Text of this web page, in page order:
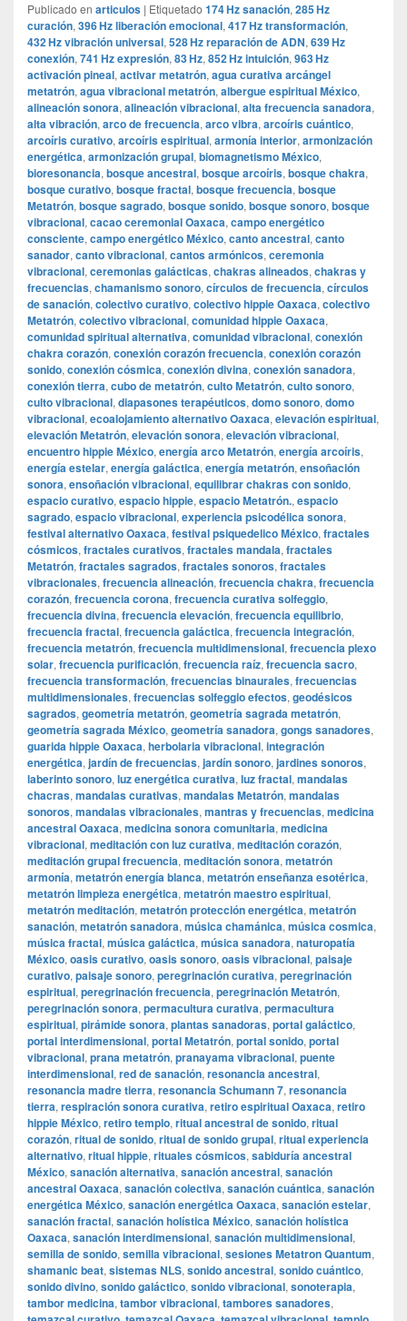
Publicado en articulos | Etiquetado 174 Hz sanación, 285 Hz
curación, 396 Hz liberación emocional, 417 Hz transformación,
432 Hz vibración universal, 528 Hz reparación de ADN, 639 Hz
conexión, 741 Hz expresión, 83 Hz, 852 Hz intuición, 963 Hz
activación pineal, activar metatrón, agua curativa arcángel
metatrón, agua vibracional metatrón, albergue espiritual México,
alineación sonora, alineación vibracional, alta frecuencia sanadora,
alta vibración, arco de frecuencia, arco vibra, arcoíris cuántico,
arcoíris curativo, arcoíris espiritual, armonía interior, armonización
energética, armonización grupal, biomagnetismo México,
bioresonancia, bosque ancestral, bosque arcoíris, bosque chakra,
bosque curativo, bosque fractal, bosque frecuencia, bosque
Metatrón, bosque sagrado, bosque sonido, bosque sonoro, bosque
vibracional, cacao ceremonial Oaxaca, campo energético
consciente, campo energético México, canto ancestral, canto
sanador, canto vibracional, cantos armónicos, ceremonia
vibracional, ceremonias galácticas, chakras alineados, chakras y
frecuencias, chamanismo sonoro, círculos de frecuencia, círculos
de sanación, colectivo curativo, colectivo hippie Oaxaca, colectivo
Metatrón, colectivo vibracional, comunidad hippie Oaxaca,
comunidad spiritual alternativa, comunidad vibracional, conexión
chakra corazón, conexión corazón frecuencia, conexión corazón
sonido, conexión cósmica, conexión divina, conexión sanadora,
conexión tierra, cubo de metatrón, culto Metatrón, culto sonoro,
culto vibracional, diapasones terapéuticos, domo sonoro, domo
vibracional, ecoalojamiento alternativo Oaxaca, elevación espiritual,
elevación Metatrón, elevación sonora, elevación vibracional,
encuentro hippie México, energía arco Metatrón, energía arcoíris,
energía estelar, energía galáctica, energía metatrón, ensoñación
sonora, ensoñación vibracional, equilibrar chakras con sonido,
espacio curativo, espacio hippie, espacio Metatrón., espacio
sagrado, espacio vibracional, experiencia psicodélica sonora,
festival alternativo Oaxaca, festival psiquedelico México, fractales
cósmicos, fractales curativos, fractales mandala, fractales
Metatrón, fractales sagrados, fractales sonoros, fractales
vibracionales, frecuencia alineación, frecuencia chakra, frecuencia
corazón, frecuencia corona, frecuencia curativa solfeggio,
frecuencia divina, frecuencia elevación, frecuencia equilibrio,
frecuencia fractal, frecuencia galáctica, frecuencia integración,
frecuencia metatrón, frecuencia multidimensional, frecuencia plexo
solar, frecuencia purificación, frecuencia raíz, frecuencia sacro,
frecuencia transformación, frecuencias binaurales, frecuencias
multidimensionales, frecuencias solfeggio efectos, geodésicos
sagrados, geometría metatrón, geometría sagrada metatrón,
geometría sagrada México, geometría sanadora, gongs sanadores,
guarida hippie Oaxaca, herbolaria vibracional, integración
energética, jardín de frecuencias, jardín sonoro, jardines sonoros,
laberinto sonoro, luz energética curativa, luz fractal, mandalas
chacras, mandalas curativas, mandalas Metatrón, mandalas
sonoros, mandalas vibracionales, mantras y frecuencias, medicina
ancestral Oaxaca, medicina sonora comunitaria, medicina
vibracional, meditación con luz curativa, meditación corazón,
meditación grupal frecuencia, meditación sonora, metatrón
armonía, metatrón energía blanca, metatrón enseñanza esotérica,
metatrón limpieza energética, metatrón maestro espiritual,
metatrón meditación, metatrón protección energética, metatrón
sanación, metatrón sanadora, música chamánica, música cosmica,
música fractal, música galáctica, música sanadora, naturopatía
México, oasis curativo, oasis sonoro, oasis vibracional, paisaje
curativo, paisaje sonoro, peregrinación curativa, peregrinación
espiritual, peregrinación frecuencia, peregrinación Metatrón,
peregrinación sonora, permacultura curativa, permacultura
espiritual, pirámide sonora, plantas sanadoras, portal galáctico,
portal interdimensional, portal Metatrón, portal sonido, portal
vibracional, prana metatrón, pranayama vibracional, puente
interdimensional, red de sanación, resonancia ancestral,
resonancia madre tierra, resonancia Schumann 7, resonancia
tierra, respiración sonora curativa, retiro espiritual Oaxaca, retiro
hippie México, retiro templo, ritual ancestral de sonido, ritual
corazón, ritual de sonido, ritual de sonido grupal, ritual experiencia
alternativo, ritual hippie, rituales cósmicos, sabiduría ancestral
México, sanación alternativa, sanación ancestral, sanación
ancestral Oaxaca, sanación colectiva, sanación cuántica, sanación
energética México, sanación energética Oaxaca, sanación estelar,
sanación fractal, sanación holística México, sanación holística
Oaxaca, sanación interdimensional, sanación multidimensional,
semilla de sonido, semilla vibracional, sesiones Metatron Quantum,
shamanic beat, sistemas NLS, sonido ancestral, sonido cuántico,
sonido divino, sonido galáctico, sonido vibracional, sonoterapia,
tambor medicina, tambor vibracional, tambores sanadores,